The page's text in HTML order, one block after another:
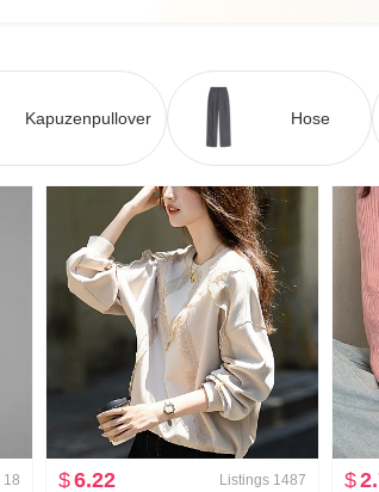
Kapuzenpullover Hose
18
$6.22 Listings 1487
$